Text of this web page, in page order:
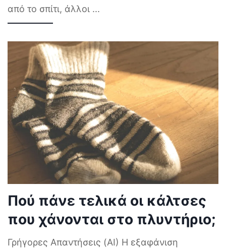
από το σπίτι, άλλοι ...
Πού πάνε τελικά οι κάλτσες
που χάνονται στο πλυντήριο;
Γρήγορες Απαντήσεις (AI) Η εξαφάνιση